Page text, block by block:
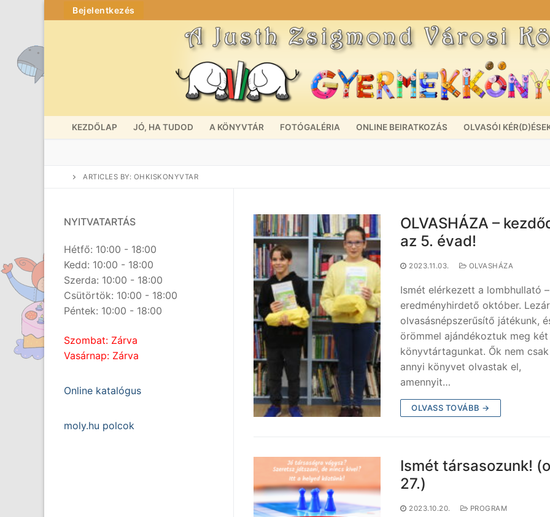
to
Bejelentkezés
KEZDŐLAP JÓ, HA TUDOD A KÖNYVTÁR FOTÓGALÉRIA ONLINE BEIRATKOZÁS OLVASÓI
ARTICLES BY: OHKISKONYVTAR
OLVASHÁZA –
az 5. évad!
2023.11.03. OLVASHÁZA
Ismét elérkezett a lombhullató –
eredményhirdető október.
olvasásnépszerűsítő játékunk,
örömmel ajándékoztuk meg
könyvtártagunkat. Ők nem csak
annyi könyvet olvastak el,
amennyit…
OLVASS TOVÁBB →
Ismét társasozunk!
27.)
2023.10.20. PROGRAM
NYITVATARTÁS
Hétfő: 10:00 - 18:00
Kedd: 10:00 - 18:00
Szerda: 10:00 - 18:00
Csütörtök: 10:00 - 18:00
Péntek: 10:00 - 18:00
Szombat: Zárva
Vasárnap: Zárva
Online katalógus
moly.hu polcok